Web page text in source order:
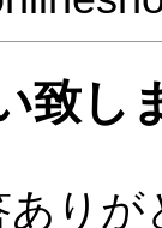
致し
り